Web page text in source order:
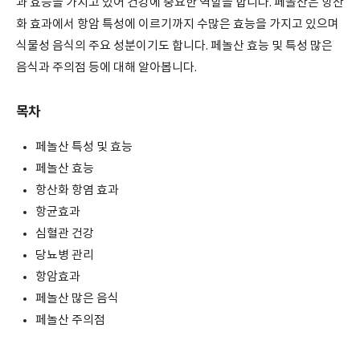
과 효능을 가지고 있어 건강에 중요한 역할을 합니다. 페놀산은 항산
화 효과에서 항암 특성에 이르기까지 수많은 효능을 가지고 있으며
식물성 음식의 주요 성분이기도 합니다. 페놀산 효능 및 특성 많은
음식과 주의점 등에 대해 알아봅니다.
목차
페놀산 특성 및 효능
페놀산 효능
항산화 항염 효과
항균효과
심혈관 건강
당뇨병 관리
항암효과
페놀산 많은 음식
페놀산 주의점